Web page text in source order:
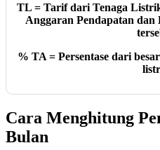
TL = Tarif dari Tenaga
Anggaran Pendapatan dan
% TA = Persentase dari
Cara Menghitung
Bulan